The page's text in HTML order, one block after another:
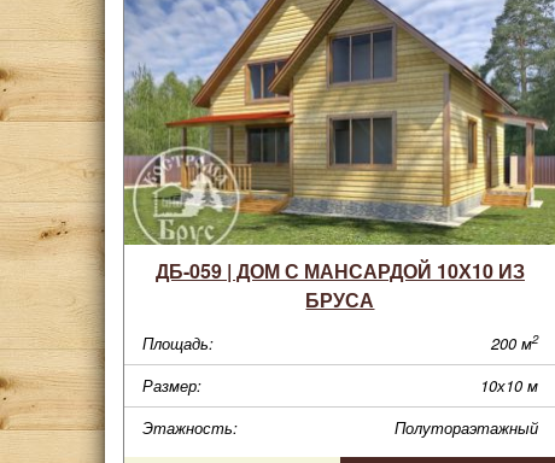
ДБ-059 | ДОМ С МАНСАРДОЙ 10Х10 ИЗ
БРУСА
Площадь: 200 м2
Размер:
10х10 м
Этажность:
Полутораэтажный